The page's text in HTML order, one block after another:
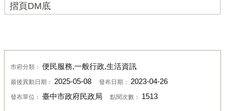
摺頁DM底
市府分類： 便民服務,一般行政,生活資訊
最後異動日期： 2025-05-08 發布日期： 2023-04-26
發布單位： 臺中市政府民政局 點閱次數： 1513